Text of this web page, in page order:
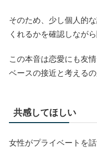
そのため、少し個人的
くれるかを確認しなが
この本音は恋愛にも友
ベースの接近と考えるの
共感してほしい
女性がプライベートを